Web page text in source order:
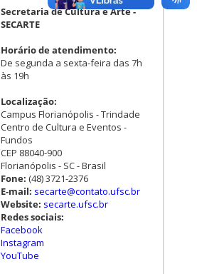
Secretaria de Cultura e Arte -
SECARTE
Horário de atendimento:
De segunda a sexta-feira das 7h
às 19h
Localização:
Campus Florianópolis - Trindade
Centro de Cultura e Eventos -
Fundos
CEP 88040-900
Florianópolis - SC - Brasil
Fone: (48) 3721-2376
E-mail: secarte@contato.ufsc.br
Website: secarte.ufsc.br
Redes sociais:
Facebook
Instagram
YouTube